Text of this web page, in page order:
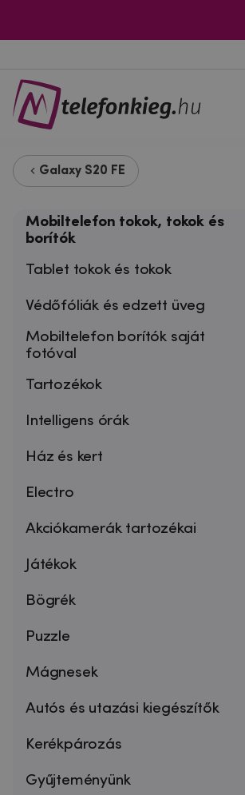
Galaxy S20 FE
Mobiltelefon tokok, tokok és
borítók
Tablet tokok és tokok
Védőfóliák és edzett üveg
Mobiltelefon borítók saját
fotóval
Tartozékok
Intelligens órák
Ház és kert
Electro
Akciókamerák tartozékai
Játékok
Bögrék
Puzzle
Mágnesek
Autós és utazási kiegészítők
Kerékpározás
Gyűjteményünk